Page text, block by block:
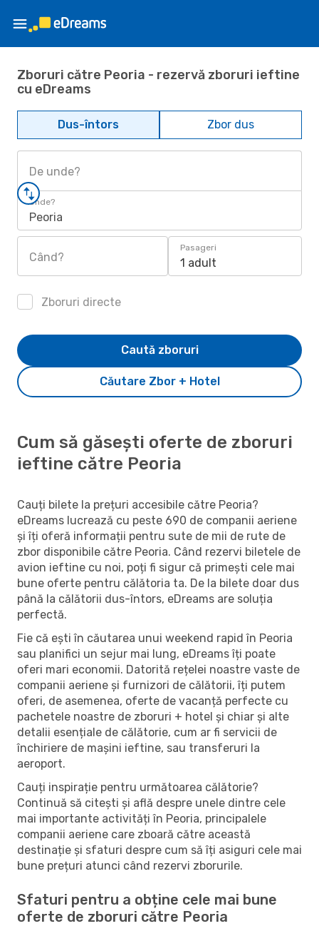
Zboruri către Peoria - rezervă zboruri ieftine
cu eDreams
Dus-întors Zbor dus
De unde?
Unde?
Peoria
Când?
Pasageri
1 adult
Zboruri directe
Căutare Zbor + Hotel
Caută zboruri
Cum să găsești oferte de zboruri
ieftine către Peoria
Cauți bilete la prețuri accesibile către Peoria?
eDreams lucrează cu peste 690 de companii aeriene
și îți oferă informații pentru sute de mii de rute de
zbor disponibile către Peoria. Când rezervi biletele de
avion ieftine cu noi, poți fi sigur că primești cele mai
bune oferte pentru călătoria ta. De la bilete doar dus
până la călătorii dus-întors, eDreams are soluția
perfectă.
Fie că ești în căutarea unui weekend rapid în Peoria
sau planifici un sejur mai lung, eDreams îți poate
oferi mari economii. Datorită rețelei noastre vaste de
companii aeriene și furnizori de călătorii, îți putem
oferi, de asemenea, oferte de vacanță perfecte cu
pachetele noastre de zboruri + hotel și chiar și alte
detalii esențiale de călătorie, cum ar fi servicii de
închiriere de mașini ieftine, sau transferuri la
aeroport.
Cauți inspirație pentru următoarea călătorie?
Continuă să citești și află despre unele dintre cele
mai importante activități în Peoria, principalele
companii aeriene care zboară către această
destinație și sfaturi despre cum să îți asiguri cele mai
bune prețuri atunci când rezervi zborurile.
Sfaturi pentru a obține cele mai bune
oferte de zboruri către Peoria